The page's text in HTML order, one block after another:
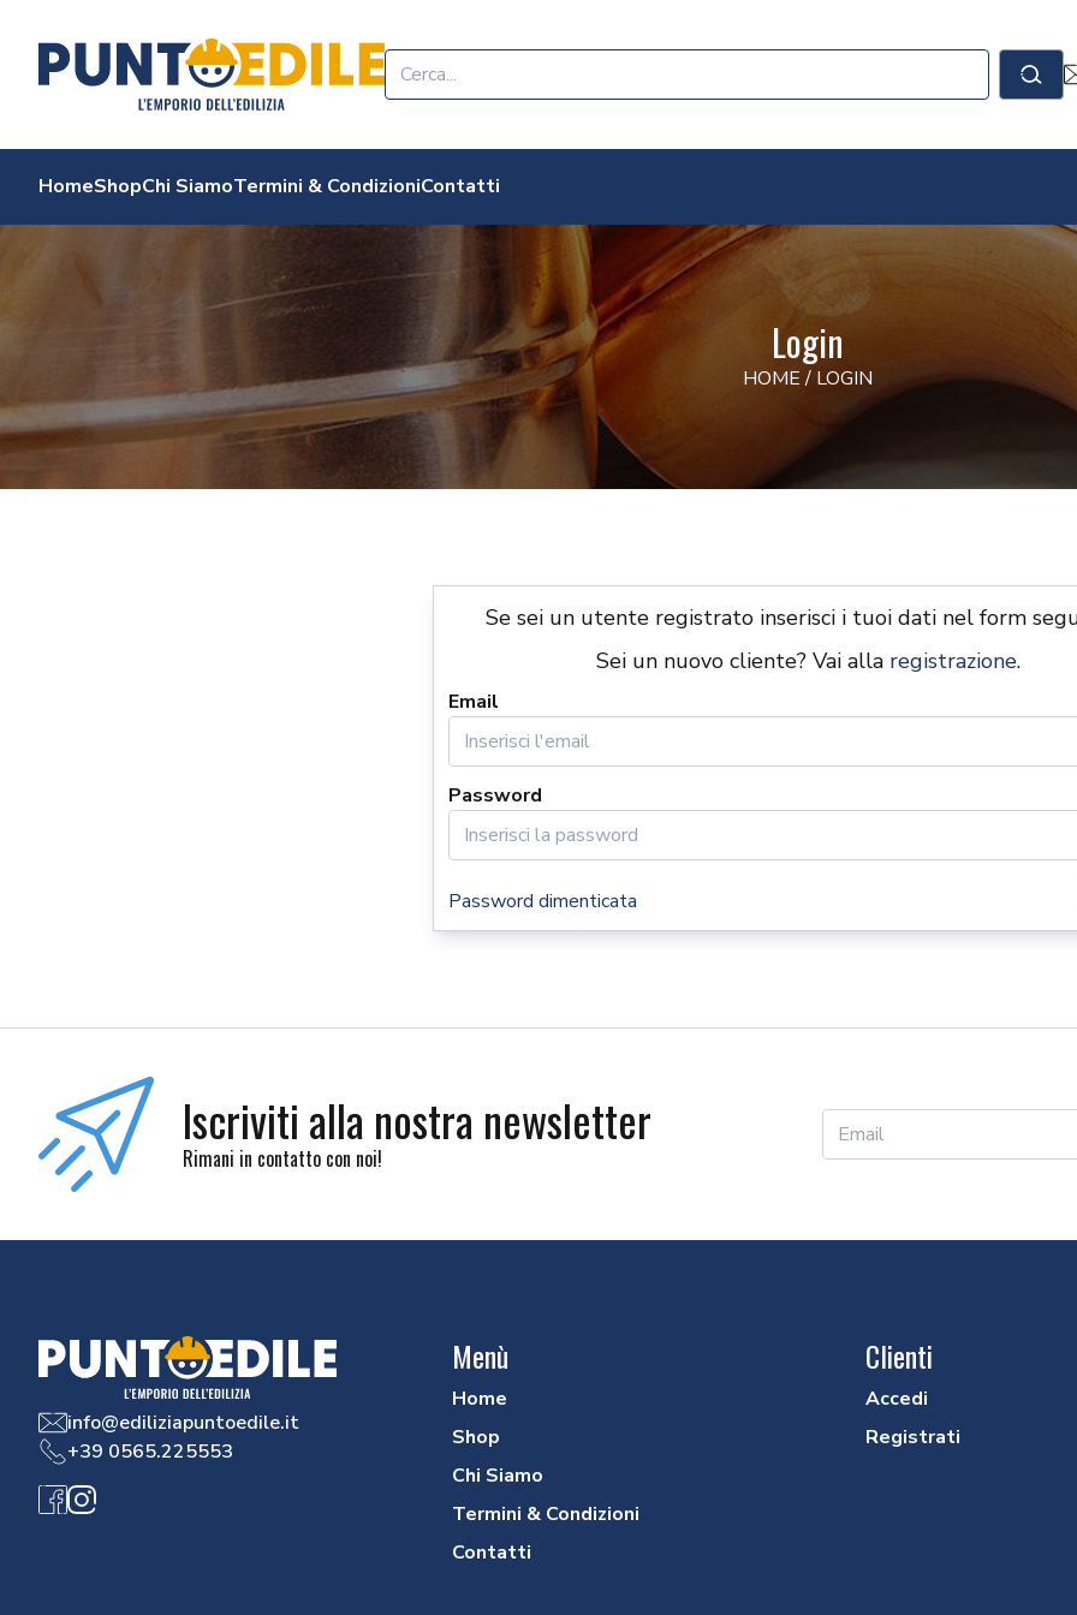
Edilizia Punto Edile
HomeShopChi SiamoTermini & CondizioniContatti
Login
HOME / LOGIN
Se sei un utente registrato inserisci i tuoi dati nel form
Sei un nuovo cliente? Vai alla registrazione.
Email
Password
Password dimenticata
Iscriviti alla nostra newsletter
Rimani in contatto con noi!
info@ediliziapuntoedile.it
+39 0565.225553
Facebook
Instagram
Menù
Home
Shop
Chi Siamo
Termini & Condizioni
Contatti
Clienti
Accedi
Registrati